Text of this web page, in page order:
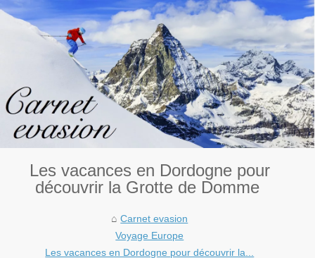
Les vacances en Dordogne pour
découvrir la Grotte de Domme
Carnet evasion
Voyage Europe
Les vacances en Dordogne pour découvrir la...